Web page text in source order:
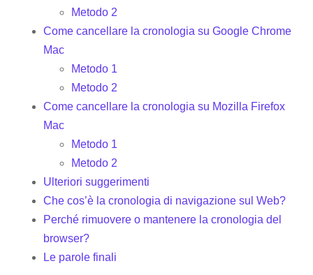
Metodo 2
Come cancellare la cronologia su Google Chrome
Mac
Metodo 1
Metodo 2
Come cancellare la cronologia su Mozilla Firefox
Mac
Metodo 1
Metodo 2
Ulteriori suggerimenti
Che cos’è la cronologia di navigazione sul Web?
Perché rimuovere o mantenere la cronologia del
browser?
Le parole finali